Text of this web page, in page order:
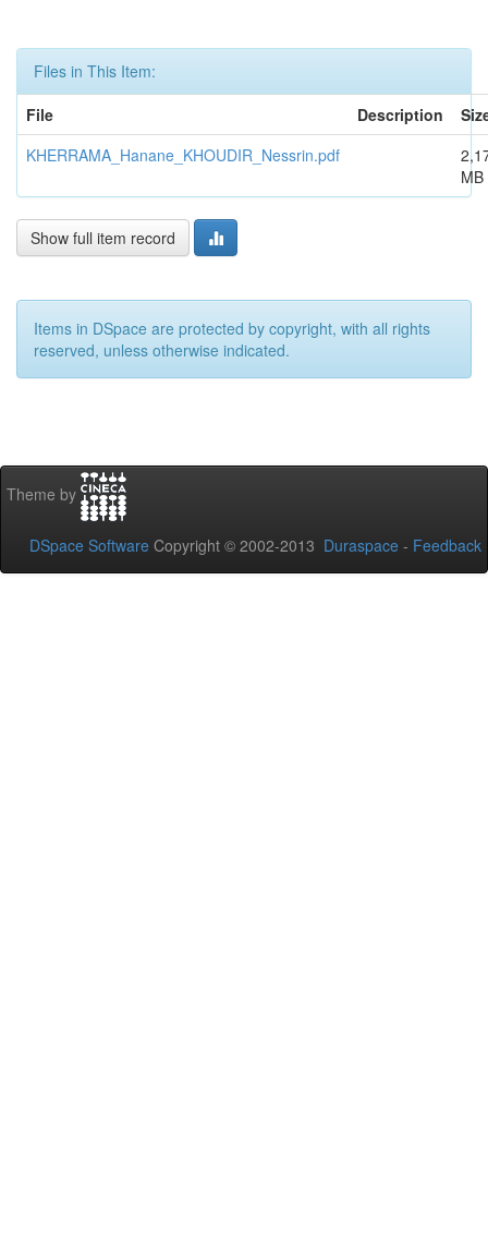
Files in This Item:
File
Description
KHERRAMA_Hanane_KHOUDIR_Nessrin.pdf
MB
Show full item record
Items in DSpace are protected by copyright, with all rights
reserved, unless otherwise indicated.
Theme by
DSpace Software Copyright © 2002-2013 Duraspace - Feedback